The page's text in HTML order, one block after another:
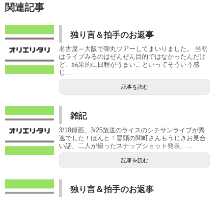
関連記事
独り言＆拍手のお返事
名古屋～大阪で弾丸ツアーしてまいりました。 当初
はライブみるのはぜんぜん目的ではなかったんだけ
ど、結果的に日程がうまいこといってそういう感
じ...
記事を読む
雑記
3/18録画、3/25放送のライスのシチサンライブが秀
逸でした！ほんと！冒頭の関町さんもうじきお見合
い話、二人が撮ったスナップショット発表、...
記事を読む
独り言＆拍手のお返事